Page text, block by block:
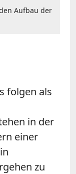
Aufbau der
folgen als
in der
einer
zu